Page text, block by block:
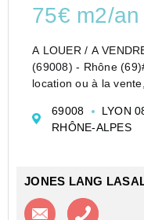
75€ m2/an
A LOUER / A
(69008) - Rhône
location ou à la
d'un parc d'activités.
69008 LYON
RHÔNE-ALPES
JONES LANG
Contacter